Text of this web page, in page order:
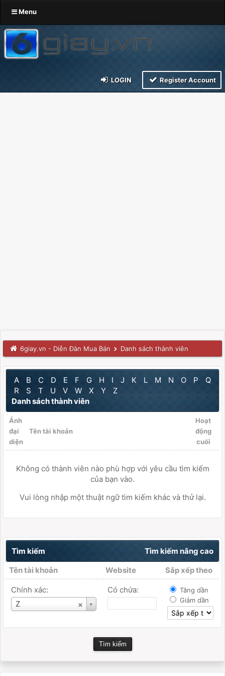
Menu
LOGIN Register Account
6giay.vn - Diễn Đàn Mua Bán Danh sách thành viên
A B C D E F G H I J K L M N O P
Q
R
S T U V W X Y
Z
Danh sách thành viên
Ảnh
đại
diện
Tên tài khoản
Hoạt
động
cuối
Không có thành viên nào phù hợp với yêu cầu tìm kiếm
của bạn vào.
Vui lòng nhập một thuật ngữ tìm kiếm khác và thử lại.
Tìm kiếm nâng cao
Tìm kiếm
Tên tài khoản
Website Sắp xếp theo
Chính xác:
Z
Tên
tài
Có chứa:
Tăng dần
Giảm dần